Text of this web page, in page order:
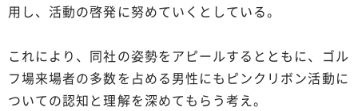
用し、活動の啓発に努めていくとしている。
これにより、同社の姿勢をアピールするとともに、ゴル
フ場来場者の多数を占める男性にもピンクリボン活動に
ついての認知と理解を深めてもらう考え。